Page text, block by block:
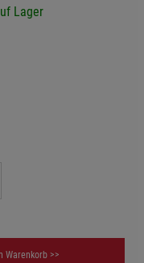
Lager
Warenkorb >>